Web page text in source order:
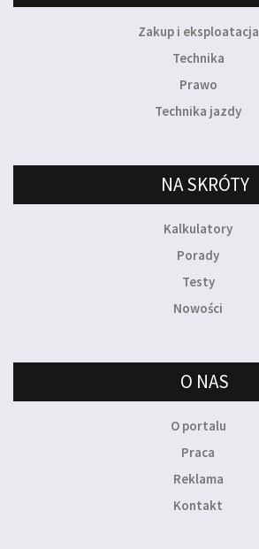
Zakup i eksploatacja
Technika
Prawo
Technika jazdy
NA SKRÓTY
Kalkulatory
Porady
Testy
Nowości
O NAS
O portalu
Praca
Reklama
Kontakt